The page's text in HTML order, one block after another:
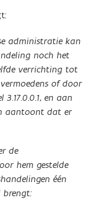
administratie kan
noch het
verrichting tot
of door
en aan
aantoont dat er
de
hem gestelde
één
brengt: